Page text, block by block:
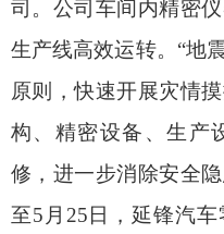
司。公司车间内精密
生产线高效运转。“地
原则，快速开展灾情
构、精密设备、生产
修，进一步消除安全
至5月25日，延锋汽